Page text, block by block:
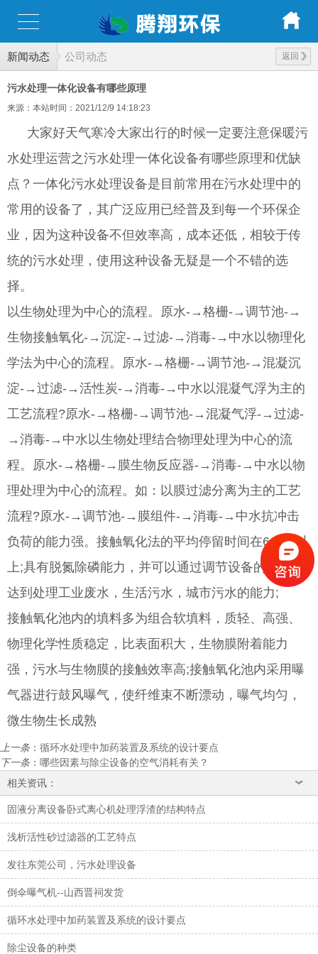
新闻动态 返回
公司动态
污水处理一体化设备有哪些原理
来源：本站时间：2021/12/9 14:18:23
大家好天气寒冷大家出行的时候一定要注意保暖污
水处理运营之污水处理一体化设备有哪些原理和优缺
点？一体化污水处理设备是目前常用在污水处理中的
常用的设备了，其广泛应用已经普及到每一个环保企
业，因为这种设备不但效率高，成本还低，相较于传
统的污水处理，使用这种设备无疑是一个不错的选
择。
以生物处理为中心的流程。原水-→格栅-→调节池-→
生物接触氧化-→沉淀-→过滤-→消毒-→中水以物理化
学法为中心的流程。原水-→格栅-→调节池-→混凝沉
淀-→过滤-→活性炭-→消毒-→中水以混凝气浮为主的
工艺流程?原水-→格栅-→调节池-→混凝气浮-→过滤-
→消毒-→中水以生物处理结合物理处理为中心的流
程。原水-→格栅-→膜生物反应器-→消毒-→中水以物
理处理为中心的流程。如：以膜过滤分离为主的工艺
流程?原水-→调节池-→膜组件-→消毒-→中水抗冲击
负荷的能力强。接触氧化法的平均停留时间在6小时以
上;具有脱氮除磷能力，并可以通过调节设备的构造，
达到处理工业废水，生活污水，城市污水的能力;
接触氧化池内的填料多为组合软填料，质轻、高强、
物理化学性质稳定，比表面积大，生物膜附着能力
强，污水与生物膜的接触效率高;接触氧化池内采用曝
气器进行鼓风曝气，使纤维束不断漂动，曝气均匀，
微生物生长成熟
上一条： 循环水处理中加药装置及系统的设计要点
下一条： 哪些因素与除尘设备的空气消耗有关？
相关资讯：
固液分离设备卧式离心机处理浮渣的结构特点
浅析活性砂过滤器的工艺特点
发往东莞公司，污水处理设备
倒伞曝气机--山西晋祠发货
循环水处理中加药装置及系统的设计要点
除尘设备的种类